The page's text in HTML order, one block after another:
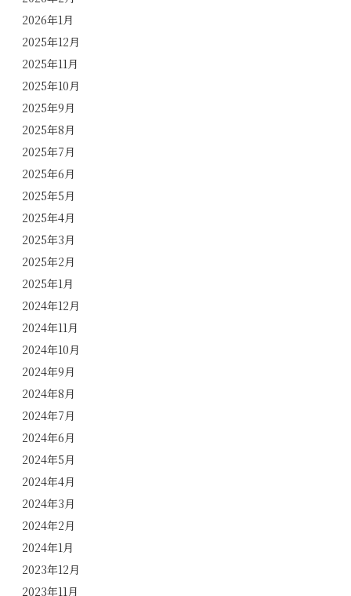
2026年1月
2025年12月
2025年11月
2025年10月
2025年9月
2025年8月
2025年7月
2025年6月
2025年5月
2025年4月
2025年3月
2025年2月
2025年1月
2024年12月
2024年11月
2024年10月
2024年9月
2024年8月
2024年7月
2024年6月
2024年5月
2024年4月
2024年3月
2024年2月
2024年1月
2023年12月
2023年11月